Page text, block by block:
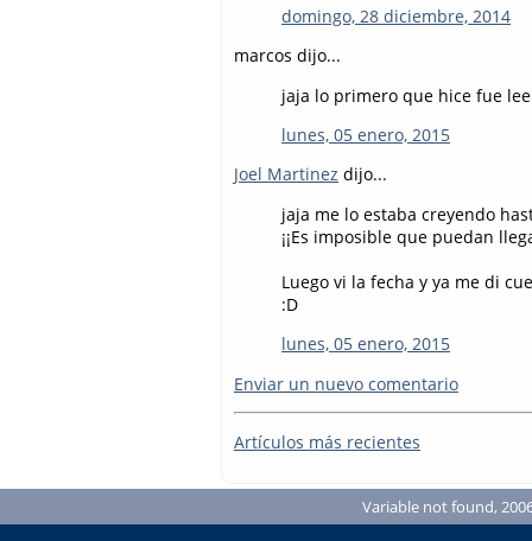
domingo, 28 diciembre, 2014
marcos dijo...
jaja lo primero que hice fue
lunes, 05 enero, 2015
Joel Martinez dijo...
jaja me lo estaba creyendo
¡¡Es imposible que puedan
Luego vi la fecha y ya me di
:D
lunes, 05 enero, 2015
Enviar un nuevo comentario
Artículos más recientes
Variable not found,